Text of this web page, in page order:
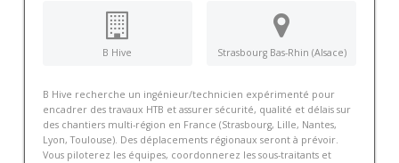
B Hive Strasbourg Bas-Rhin (Alsace)
B Hive recherche un ingénieur/technicien expérimenté pour
encadrer des travaux HTB et assurer sécurité, qualité et délais sur
des chantiers multi-région en France (Strasbourg, Lille, Nantes,
Lyon, Toulouse). Des déplacements régionaux seront à prévoir.
Vous piloterez les équipes, coordonnerez les sous-traitants et